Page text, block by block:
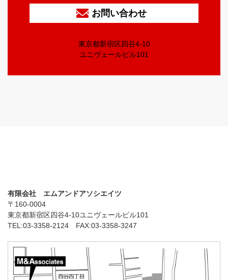
お問い合わせ
東京都新宿区四谷4-10
ユニヴェールビル101
有限会社 エムアンドアソシエイツ
〒160-0004
東京都新宿区四谷4-10ユニヴェールビル101
TEL:03-3358-2124 FAX:03-3358-3247